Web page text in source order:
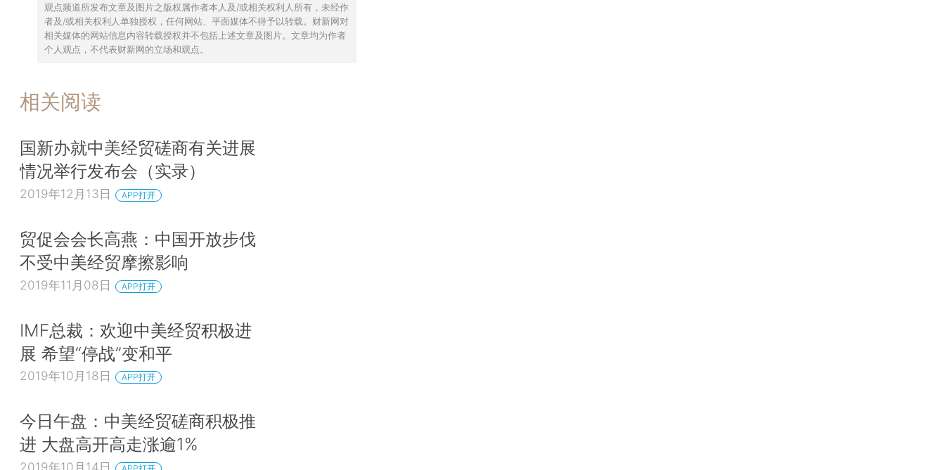
观点频道所发布文章及图片之版权属作者本人及/或相关权利人所有，未经作
者及/或相关权利人单独授权，任何网站、平面媒体不得予以转载。财新网对
相关媒体的网站信息内容转载授权并不包括上述文章及图片。文章均为作者
个人观点，不代表财新网的立场和观点。
相关阅读
国新办就中美经贸磋商有关进展
情况举行发布会（实录）
2019年12月13日 APP打开
贸促会会长高燕：中国开放步伐
不受中美经贸摩擦影响
2019年11月08日 APP打开
IMF总裁：欢迎中美经贸积极进
展 希望“停战”变和平
2019年10月18日 APP打开
今日午盘：中美经贸磋商积极推
进 大盘高开高走涨逾1%
2019年10月14日